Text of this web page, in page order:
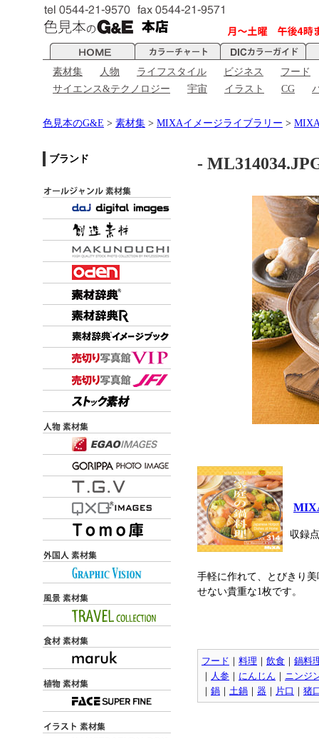
素材集 人物 ライフスタイル ビジネス
フード
サイエンス&テクノロジー
宇宙 イラスト CG
色見本のG&E > 素材集 > MIXAイメージライブラリー >
ブランド -
収録
手軽に作れて、とびきり
せない貴重な1枚です。
フード ｜ 料理 ｜ 飲食 ｜ 鍋料
｜ 人参 ｜ にんじん ｜ ニンジ
｜ 鍋 ｜ 土鍋 ｜ 器 ｜ 片口 ｜ 猪